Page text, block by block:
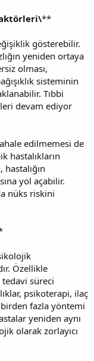
**
gösterebilir.
yeniden ortaya
olması,
sisteminin
Tıbbi
devam ediyor
edilmemesi de
hastalıkların
yol açabilir.
nüks riskini
Özellikle
süreci
psikoterapi, ilaç
fazla yöntemi
yeniden aynı
olarak zorlayıcı